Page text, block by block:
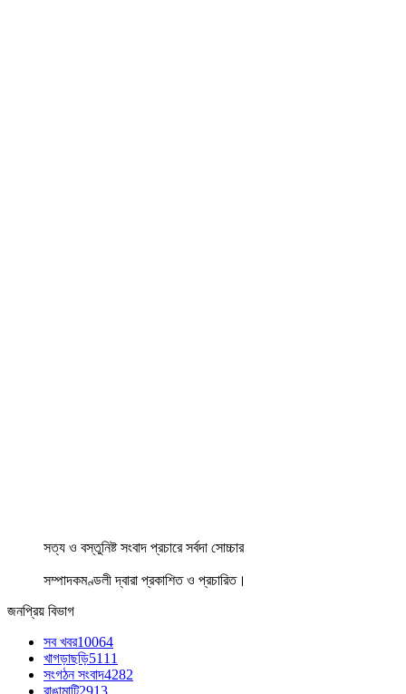
সত্য ও বস্তুনিষ্ট সংবাদ প্রচারে সর্বদা সোচ্চার
সম্পাদকমণ্ডলী দ্বারা প্রকাশিত ও প্রচারিত।
জনপ্রিয় বিভাগ
সব খবর10064
খাগড়াছড়ি5111
সংগঠন সংবাদ4282
রাঙামাটি2913